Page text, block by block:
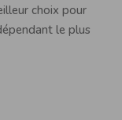
choix pour
le plus